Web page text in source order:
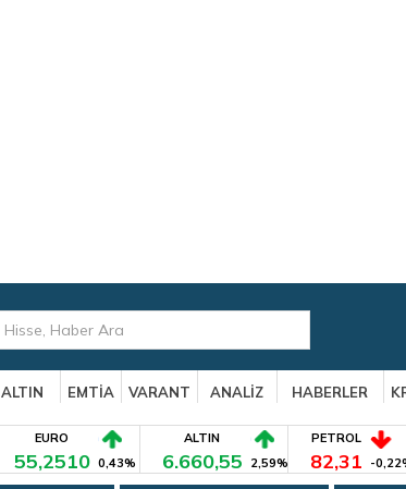
ALTIN EMTİA VARANT ANALİZ HABERLER
EURO
55,2510 0,43%
ALTIN
6.660,55 2,59%
PETROL
82,31 -